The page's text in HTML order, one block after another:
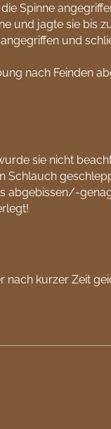
Spinne
und jagte sie bis
und
nach Feinden
sie nicht
Schlauch
abgebissen/-
nach kurzer Zeit